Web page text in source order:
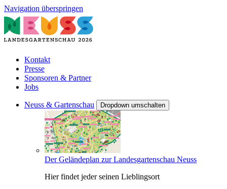
Navigation überspringen
Kontakt
Presse
Sponsoren & Partner
Jobs
Neuss & Gartenschau Dropdown umschalten
Der Geländeplan zur Landesgartenschau Neuss
Hier findet jeder seinen Lieblingsort